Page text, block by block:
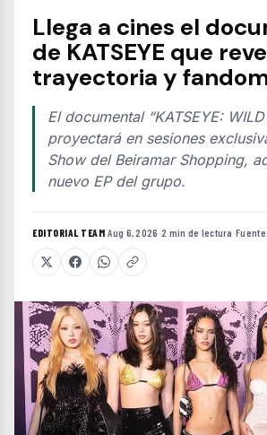
Llega a cines el
de KATSEYE que
trayectoria y
El documental “KATSEYE: WILD
proyectará en sesiones
Show del Beiramar Shopping,
nuevo EP del grupo.
EDITORIAL TEAM·Aug 6, 2026 ·2 min de lectura ·Fuente: